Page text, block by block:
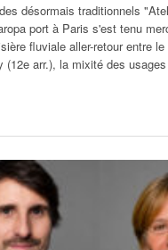
désormais traditionnels
port à Paris s'est tenu
fluviale aller-retour entre
(12e arr.), la mixité des